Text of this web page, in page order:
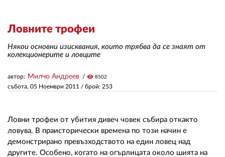
Ловните трофеи
Някои основни изисквания, които трябва да се знаят от
колекционерите и ловците
събота, 05 Ноември 2011 / брой: 253
автор: Милчо Андреев visibility 8502
Ловни трофеи от убития дивеч човек събира откакто
ловува. В праисторически времена по този начин е
демонстрирано превъзходството на един ловец над
другите. Особено, когато на огърлицата около шията на
АВТОРИ
КОНТАКТИ
РЕКЛАМА